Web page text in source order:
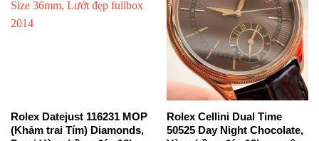
Rolex Datejust 116231 MOP
(Khảm trai Tím) Diamonds,
Rolex Cellini Dual Time
50525 Day Night Chocolate,